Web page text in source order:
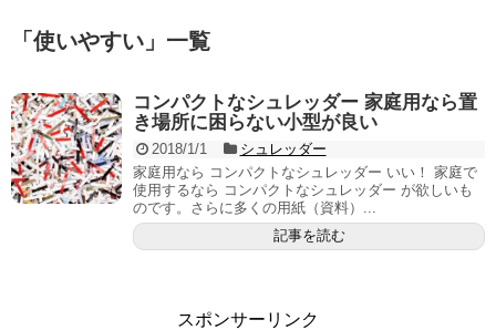
「 使いやすい 」 一覧
コンパクトなシュレッダー 家庭用なら置
き場所に困らない小型が良い
2018/1/1
シュレッダー
家庭用なら コンパクトなシュレッダー いい！ 家庭で
使用するなら コンパクトなシュレッダー が欲しいも
のです。さらに多くの用紙（資料）...
記事を読む
スポンサーリンク